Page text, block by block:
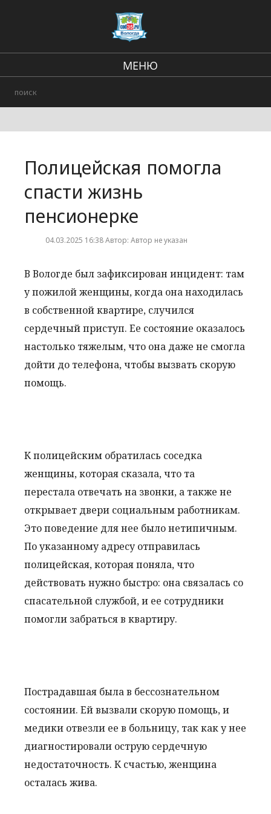
МЕНЮ
Городские события
Полицейская помогла
спасти жизнь
пенсионерке
04.03.2025 16:38 Автор: Автор не указан
В Вологде был зафиксирован инцидент: там
у пожилой женщины, когда она находилась
в собственной квартире, случился
сердечный приступ. Ее состояние оказалось
настолько тяжелым, что она даже не смогла
дойти до телефона, чтобы вызвать скорую
помощь.
К полицейским обратилась соседка
женщины, которая сказала, что та
перестала отвечать на звонки, а также не
открывает двери социальным работникам.
Это поведение для нее было нетипичным.
По указанному адресу отправилась
полицейская, которая поняла, что
действовать нужно быстро: она связалась со
спасательной службой, и ее сотрудники
помогли забраться в квартиру.
Пострадавшая была в бессознательном
состоянии. Ей вызвали скорую помощь, и
медики отвезли ее в больницу, так как у нее
диагностировали острую сердечную
недостаточность. К счастью, женщина
осталась жива.